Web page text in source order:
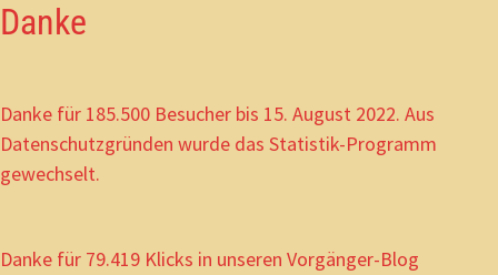
Danke
Danke für 185.500 Besucher bis 15. August 2022. Aus
Datenschutzgründen wurde das Statistik-Programm
gewechselt.
Danke für 79.419 Klicks in unseren Vorgänger-Blog